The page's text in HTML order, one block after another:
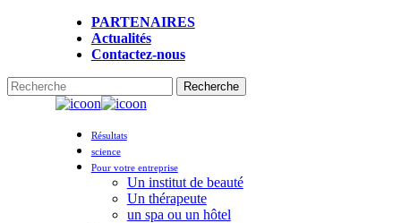
PARTENAIRES
Actualités
Contactez-nous
Recherche
Menu
Résultats
science
Pour votre entreprise
Un institut de beauté
Un thérapeute
un spa ou un hôtel